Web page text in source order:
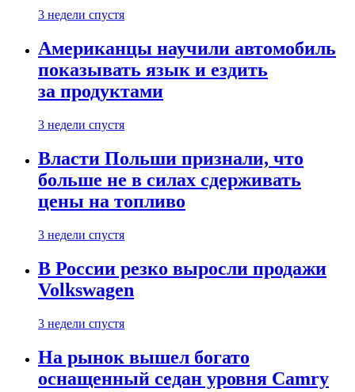
3 недели спустя
Американцы научили автомобиль
показывать язык и ездить
за продуктами
3 недели спустя
Власти Польши признали, что
больше не в силах сдерживать
цены на топливо
3 недели спустя
В России резко выросли продажи
Volkswagen
3 недели спустя
На рынок вышел богато
оснащенный седан уровня Camry